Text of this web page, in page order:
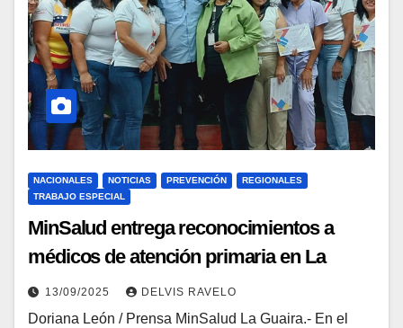
NACIONALES NOTICIAS PREVENCIÓN
REGIONALES
TRABAJO ESPECIAL
MinSalud entrega reconocimientos a
médicos de atención primaria en La
Guaira por su dedicación y compromiso
13/09/2025 DELVIS RAVELO
Doriana León / Prensa MinSalud La Guaira.- En el